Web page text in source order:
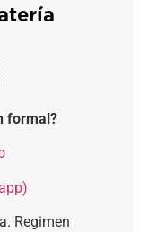
formal?
Regimen